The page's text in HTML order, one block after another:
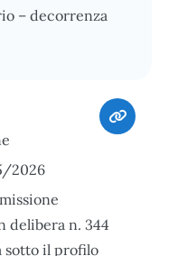
– decorrenza
2026
delibera n. 344
il profilo